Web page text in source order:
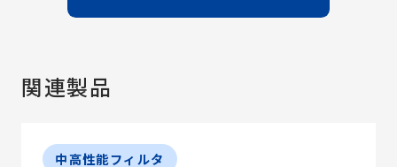
関連製品
中高性能フィルタ